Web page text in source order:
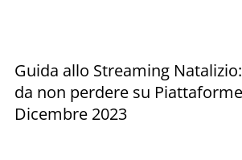
Guida allo Streaming
da non perdere su
Dicembre 2023